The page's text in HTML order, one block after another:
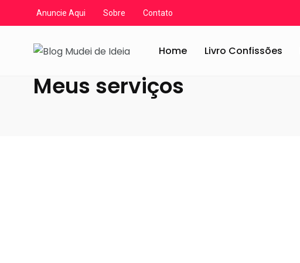
Anuncie Aqui Sobre Contato
Home Livro Confissões
Blog Mudei de Ideia / Artigos / Meus serviços
Meus serviços